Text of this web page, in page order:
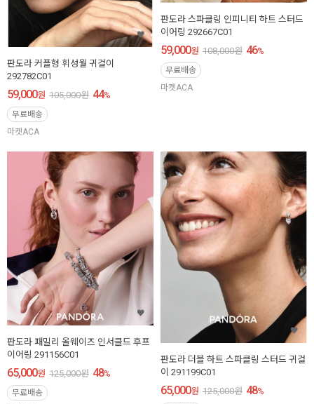
판도라 커플형 휘성월 귀걸이
292782C01
59,000원 105,000원 44%
무료배송
마켓ACA
판도라 스파클링 인피니티 하트 스터드
이어링 292667C01
59,000원 108,000원 46%
무료배송
마켓ACA
판도라 패밀리 올웨이즈 인서클드 후프
이어링 291156C01
65,000원 125,000원 48%
무료배송
판도라 더블 하트 스파클링 스터드 귀걸
이 291199C01
65,000원 125,000원 48%